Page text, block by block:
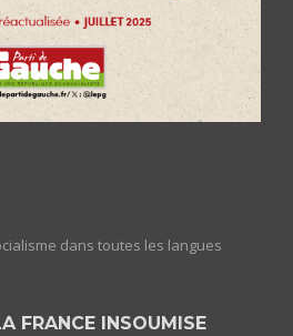
dans toutes les langues
FRANCE INSOUMISE